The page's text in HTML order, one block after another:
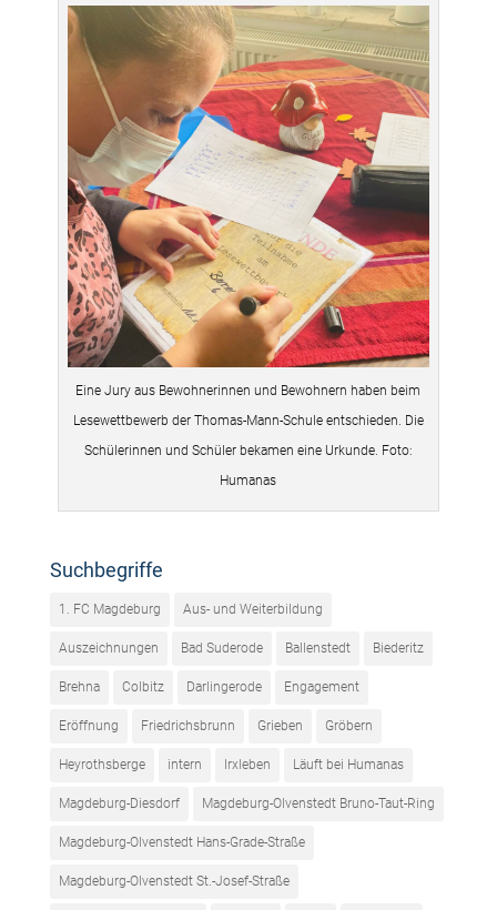
Eine Jury aus Bewohnerinnen und Bewohnern haben beim
Lesewettbewerb der Thomas-Mann-Schule entschieden. Die
Schülerinnen und Schüler bekamen eine Urkunde. Foto:
Humanas
Suchbegriffe
1. FC Magdeburg Aus- und Weiterbildung
Auszeichnungen Bad Suderode Ballenstedt Biederitz
Brehna Colbitz Darlingerode Engagement
Eröffnung Friedrichsbrunn Grieben Gröbern
Heyrothsberge intern Irxleben Läuft bei Humanas
Magdeburg-Diesdorf Magdeburg-Olvenstedt Bruno-Taut-Ring
Magdeburg-Olvenstedt Hans-Grade-Straße
Magdeburg-Olvenstedt St.-Josef-Straße